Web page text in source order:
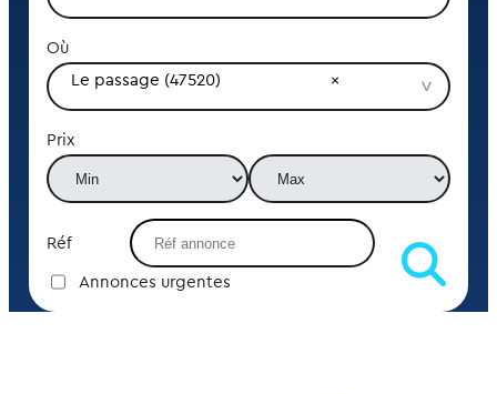
Où
Le passage (47520)
Prix
Réf
Annonces urgentes